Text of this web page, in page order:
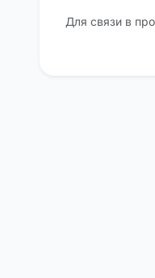
Для связи в